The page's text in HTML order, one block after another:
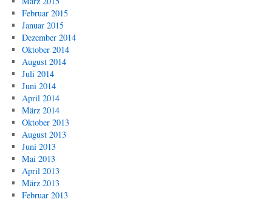
Februar 2015
Januar 2015
Dezember 2014
Oktober 2014
August 2014
Juli 2014
Juni 2014
April 2014
März 2014
Oktober 2013
August 2013
Juni 2013
Mai 2013
April 2013
März 2013
Februar 2013